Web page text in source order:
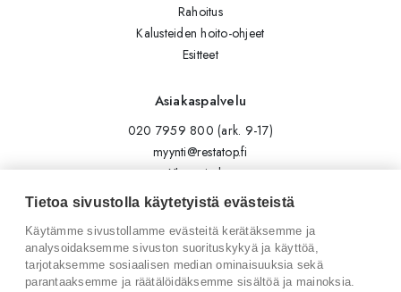
Rahoitus
Kalusteiden hoito-ohjeet
Esitteet
Asiakaspalvelu
020 7959 800 (ark. 9-17)
myynti@restatop.fi
Yhteystiedot
Lähetä viesti
Seuraa meitä
Tilaa uutiskirje
Tietoa sivustolla käytetyistä evästeistä
Käytämme sivustollamme evästeitä kerätäksemme ja
analysoidaksemme sivuston suorituskykyä ja käyttöä,
tarjotaksemme sosiaalisen median ominaisuuksia sekä
parantaaksemme ja räätälöidäksemme sisältöä ja mainoksia.